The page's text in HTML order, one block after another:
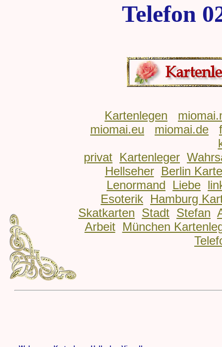
Telefon
Kartenlegen
miomai.eu
miomai.de
privat Kartenleger
Hellseher
Berlin
Lenormand
Liebe
Esoterik Hamburg
Skatkarten Stadt Stefan
Arbeit
München